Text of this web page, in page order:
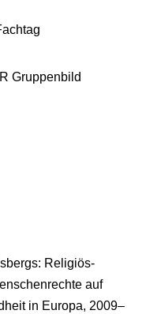
Religiös-
auf
in Europa, 2009–